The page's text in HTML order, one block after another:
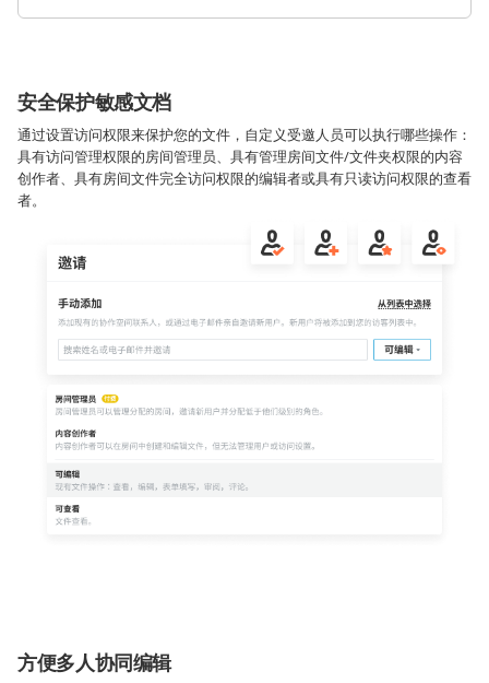
安全保护敏感文档
通过设置访问权限来保护您的文件，自定义受邀人员可以执行哪些操作：
具有访问管理权限的房间管理员、具有管理房间文件/文件夹权限的内容
创作者、具有房间文件完全访问权限的编辑者或具有只读访问权限的查看
者。
方便多人协同编辑